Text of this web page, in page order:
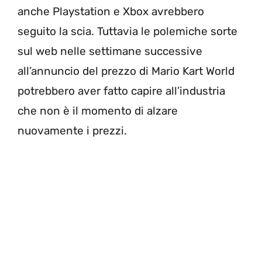
anche Playstation e Xbox avrebbero
seguito la scia. Tuttavia le polemiche sorte
sul web nelle settimane successive
all’annuncio del prezzo di Mario Kart World
potrebbero aver fatto capire all’industria
che non è il momento di alzare
nuovamente i prezzi.